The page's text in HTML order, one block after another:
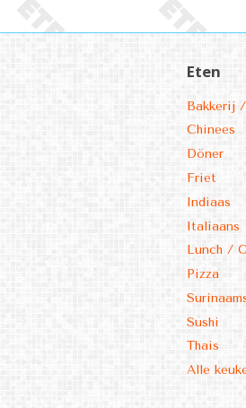
Eten
Bakkerij
Chinees
Döner
Friet
Indiaas
Italiaans
Lunch /
Pizza
Sushi
Thais
Alle